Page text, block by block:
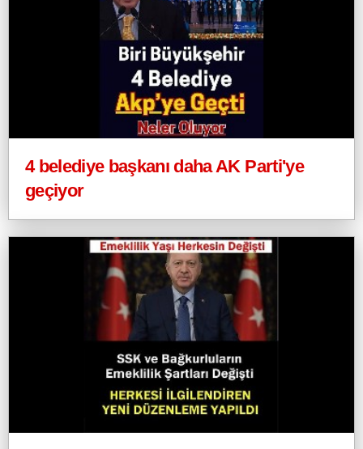
4 belediye başkanı daha AK Parti'ye
geçiyor